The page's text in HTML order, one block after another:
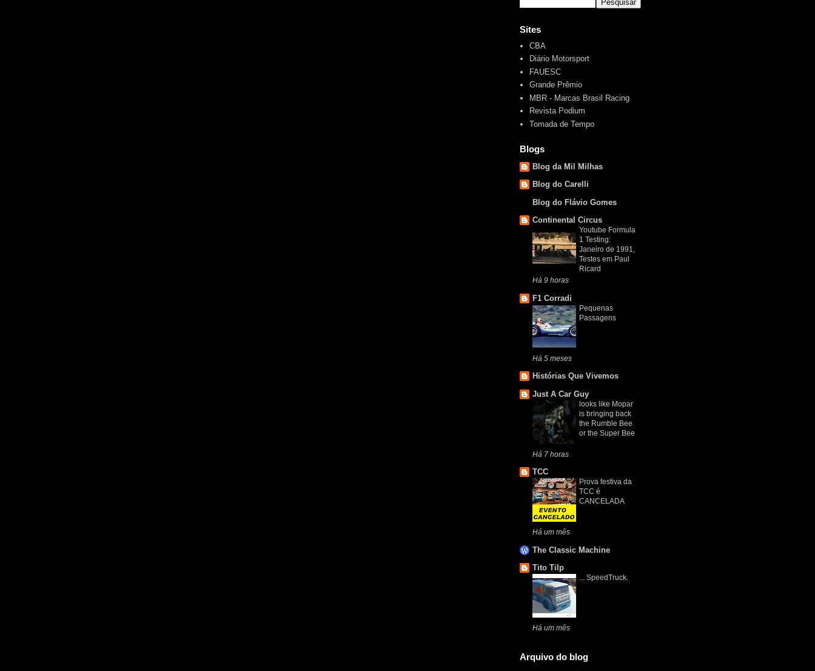
Sites
CBA
Diário Motorsport
FAUESC
Grande Prêmio
MBR - Marcas Brasil Racing
Revista Podium
Tomada de Tempo
Blogs
Blog da Mil Milhas
Blog do Carelli
Blog do Flávio Gomes
Continental Circus
Youtube Formula
1 Testing:
Janeiro de 1991,
Testes em Paul
Ricard
Há 9 horas
F1 Corradi
Pequenas
Passagens
Há 5 meses
Histórias Que Vivemos
Just A Car Guy
looks like Mopar
is bringing back
the Rumble Bee
or the Super Bee
Há 7 horas
TCC
Prova festiva da
TCC é
CANCELADA
Há um mês
The Classic Machine
Tito Tilp
... SpeedTruck.
Há um mês
Arquivo do blog